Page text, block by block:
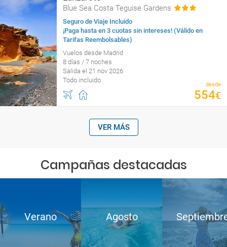
Blue Sea Costa Teguise Gardens
Seguro de Viaje Incluido
¡Paga hasta en 3 cuotas sin intereses! (Válido en
Tarifas Reembolsables)
Vuelos desde Madrid
8 días / 7 noches
Salida el 21 nov 2026
Todo incluido
desde
554€
VER MÁS
Campañas destacadas
Verano Agosto